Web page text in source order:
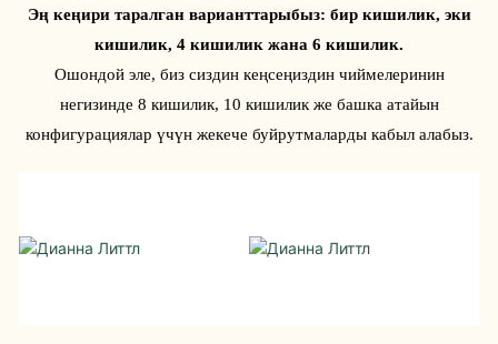
Эң кеңири таралган варианттарыбыз: бир кишилик, эки
кишилик, 4 кишилик жана 6 кишилик.
Ошондой эле, биз сиздин кеңсеңиздин чиймелеринин
негизинде 8 кишилик, 10 кишилик же башка атайын
конфигурациялар үчүн жекече буйрутмаларды кабыл алабыз.